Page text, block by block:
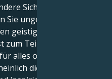
Sichtweisen
ungeduldig sind
geistigen Grenzen
zum Teil auf Ihre
alles offen zu sein. Ihr
diejenigen, die